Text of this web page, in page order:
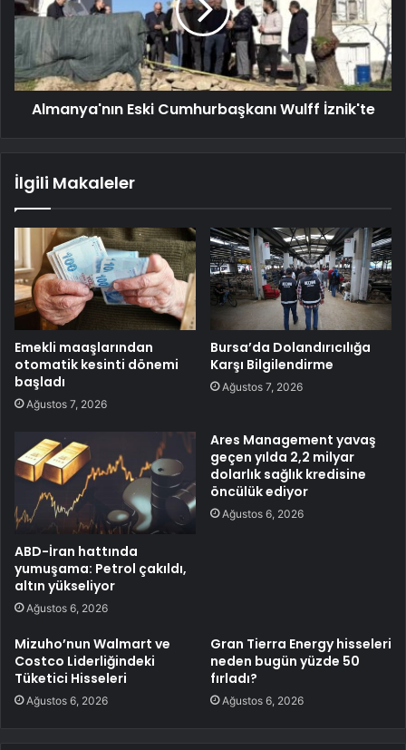
Almanya'nın Eski Cumhurbaşkanı Wulff İznik'te
İlgili Makaleler
Emekli maaşlarından
otomatik kesinti dönemi
başladı
Ağustos 7, 2026
Bursa’da Dolandırıcılığa
Karşı Bilgilendirme
Ağustos 7, 2026
ABD-İran hattında
yumuşama: Petrol çakıldı,
altın yükseliyor
Ağustos 6, 2026
Ares Management yavaş
geçen yılda 2,2 milyar
dolarlık sağlık kredisine
öncülük ediyor
Ağustos 6, 2026
Mizuho’nun Walmart ve
Costco Liderliğindeki
Tüketici Hisseleri
Ağustos 6, 2026
Gran Tierra Energy hisseleri
neden bugün yüzde 50
fırladı?
Ağustos 6, 2026